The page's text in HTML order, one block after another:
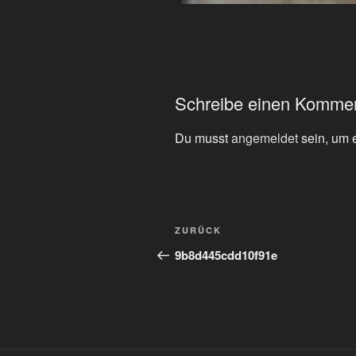
Schreibe einen
Du musstangemeldetsein, um
Beitragsnavigation
Vorheriger
Beitrag
ZURÜCK
9b8d445cdd10f91e